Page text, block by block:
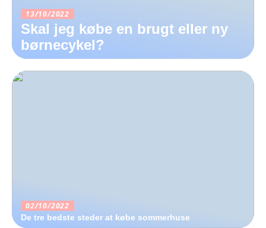
13/10/2022
Skal jeg købe en brugt eller ny
børnecykel?
02/10/2022
De tre bedste steder at købe sommerhuse